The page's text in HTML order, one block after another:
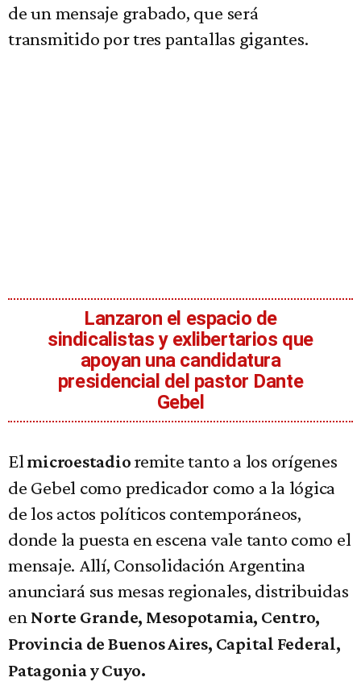
de un mensaje grabado, que será
transmitido por tres pantallas gigantes.
Lanzaron el espacio de
sindicalistas y exlibertarios que
apoyan una candidatura
presidencial del pastor Dante
Gebel
El microestadio remite tanto a los orígenes
de Gebel como predicador como a la lógica
de los actos políticos contemporáneos,
donde la puesta en escena vale tanto como el
mensaje. Allí, Consolidación Argentina
anunciará sus mesas regionales, distribuidas
en Norte Grande, Mesopotamia, Centro,
Provincia de Buenos Aires, Capital Federal,
Patagonia y Cuyo.